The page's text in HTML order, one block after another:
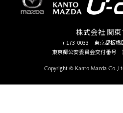
株式会社 関
〒173-0033 東京都板橋
東京都公安委員会交付番号
Copyright © Kanto Mazda